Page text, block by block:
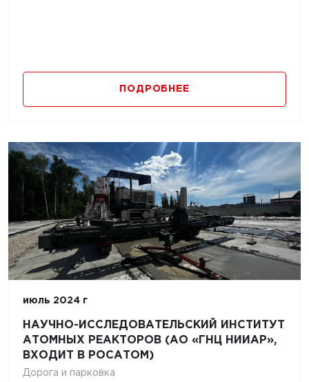
ПОДРОБНЕЕ
июль 2024 г
НАУЧНО-ИССЛЕДОВАТЕЛЬСКИЙ ИНСТИТУТ
АТОМНЫХ РЕАКТОРОВ (АО «ГНЦ НИИАР»,
ВХОДИТ В РОСАТОМ)
Дорога и парковка